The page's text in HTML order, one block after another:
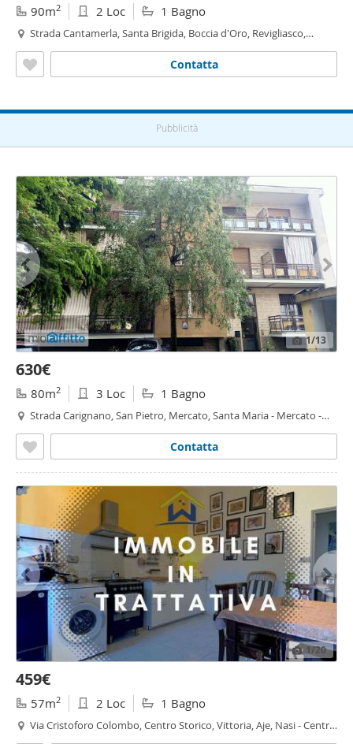
90m2 2 Loc 1 Bagno
Strada Cantamerla, Santa Brigida, Boccia d'Oro, Revigliasco,
Contatta
Pubblicità
1/13
630€
80m2 3 Loc 1 Bagno
Strada Carignano, San Pietro, Mercato, Santa Maria - Mercato -
Contatta
1/20
459€
57m2 2 Loc 1 Bagno
Via Cristoforo Colombo, Centro Storico, Vittoria, Aje, Nasi - Centro